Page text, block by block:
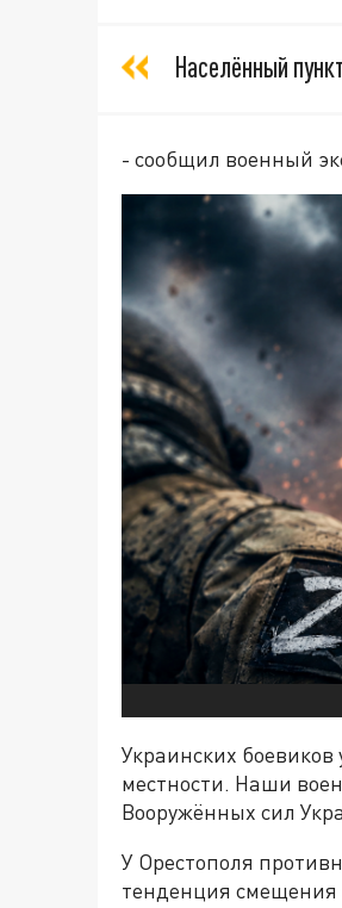
Населённый
- сообщил военный
Украинских боевиков
местности. Наши
Вооружённых сил
У Орестополя
тенденция смещения